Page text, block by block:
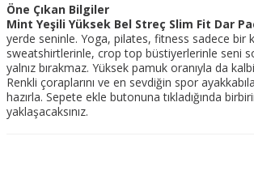
Öne Çıkan Bilgiler
Mint Yeşili Yüksek Bel Streç Slim Fit Dar
yerde seninle. Yoga, pilates, fitness sadece bir
sweatshirtlerinle, crop top büstiyerlerinle seni
yalnız bırakmaz. Yüksek pamuk oranıyla da
Renkli çoraplarını ve en sevdiğin spor
hazırla. Sepete ekle butonuna tıkladığında
yaklaşacaksınız.